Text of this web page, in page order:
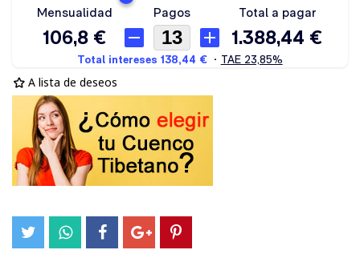
A lista de deseos